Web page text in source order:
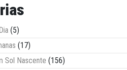
(5)
(17)
Sol Nascente (156)